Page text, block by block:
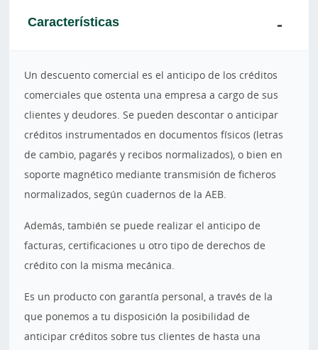
Características
Un descuento comercial es el anticipo de los créditos
comerciales que ostenta una empresa a cargo de sus
clientes y deudores. Se pueden descontar o anticipar
créditos instrumentados en documentos físicos (letras
de cambio, pagarés y recibos normalizados), o bien en
soporte magnético mediante transmisión de ficheros
normalizados, según cuadernos de la AEB.
Además, también se puede realizar el anticipo de
facturas, certificaciones u otro tipo de derechos de
crédito con la misma mecánica.
Es un producto con garantía personal, a través de la
que ponemos a tu disposición la posibilidad de
anticipar créditos sobre tus clientes de hasta una